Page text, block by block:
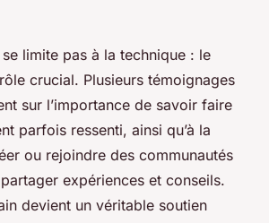
se limite pas à la technique : le
crucial. Plusieurs témoignages
sur l’importance de savoir faire
parfois ressenti, ainsi qu’à la
ou rejoindre des communautés
expériences et conseils.
devient un véritable soutien